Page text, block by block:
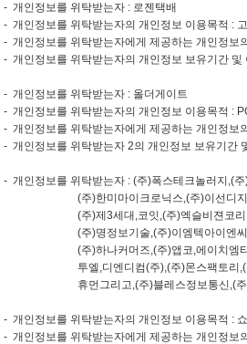
- 개인정보를 위탁받는자 : 로젠택배
- 개인정보를 위탁받는자의 개인정보 이용목적 :
- 개인정보를 위탁받는자에게 제공하는 개인정보
- 개인정보를 위탁받는자의 개인정보 보유기간
- 개인정보를 위탁받는자 : 올더게이트
- 개인정보를 위탁받는자의 개인정보 이용목적 :
- 개인정보를 위탁받는자에게 제공하는 개인정보
- 개인정보를 위탁받는자 2의 개인정보 보유기간
- 개인정보를 위탁받는자 : (주)폭스테크놀러지,(
(주)한미마이크로닉스,(주)이선디지탈,(주)
(주)제3세대,코잇,(주)엑슬비젼코리아,(주)
(주)명정보기술,(주)이엠텍아이엔씨,(주)하
(주)하나커머즈,(주)앱코,에이치엠티(주),(
투엘,디엔디컴(주),(주)몬스팩토리,(주)디엠
휴먼그리고,(주)블레스정보통신,(주)디스
- 개인정보를 위탁받는자의 개인정보 이용목적 :
- 개인정보를 위탁받는자에게 제공하는 개인정보